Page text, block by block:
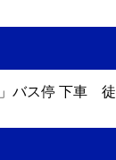
」バス停 下車